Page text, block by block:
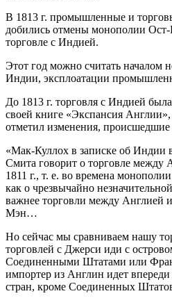
В 1813 г. промышленные и
добились отмены монополии
торговле с Индией.
Этот год можно считать началом
Индии, эксплоатации
До 1813 г. торговля с Индией
своей книге «Экспансия
отметил изменения,
«Мак-Куллох в записке об Индии
Смита говорит о торговле между
1811 г., т. е. во времена
как о чрезвычайно
важнее торговли между Англией
Мэн…
Но сейчас мы сравниваем нашу
торговлей с Джерси иди с
Соединенными Штатами или
импортер из Англин идет
стран, кроме Соединенных